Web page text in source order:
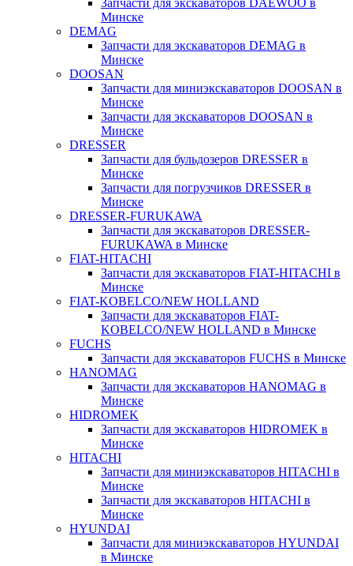
Запчасти для экскаваторов DAEWOO в
Минске
DEMAG
Запчасти для экскаваторов DEMAG в
Минске
DOOSAN
Запчасти для миниэкскаваторов DOOSAN в
Минске
Запчасти для экскаваторов DOOSAN в
Минске
DRESSER
Запчасти для бульдозеров DRESSER в
Минске
Запчасти для погрузчиков DRESSER в
Минске
DRESSER-FURUKAWA
Запчасти для экскаваторов DRESSER-
FURUKAWA в Минске
FIAT-HITACHI
Запчасти для экскаваторов FIAT-HITACHI в
Минске
FIAT-KOBELCO/NEW HOLLAND
Запчасти для экскаваторов FIAT-
KOBELCO/NEW HOLLAND в Минске
FUCHS
Запчасти для экскаваторов FUCHS в Минске
HANOMAG
Запчасти для экскаваторов HANOMAG в
Минске
HIDROMEK
Запчасти для экскаваторов HIDROMEK в
Минске
HITACHI
Запчасти для миниэкскаваторов HITACHI в
Минске
Запчасти для экскаваторов HITACHI в
Минске
HYUNDAI
Запчасти для миниэкскаваторов HYUNDAI
в Минске